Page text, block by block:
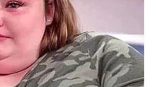
hal tersebut ditandai oleh
lesu, sulit berkonsentrasi,
motivasi, putus asa,